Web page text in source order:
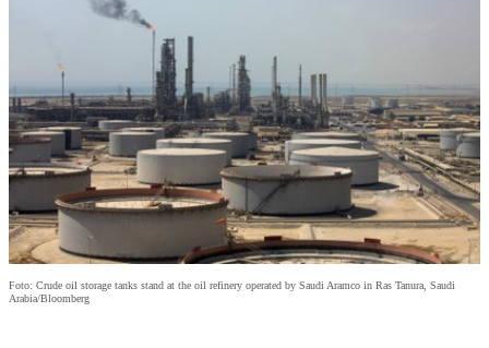
Foto: Crude oil storage tanks stand at the oil refinery operated by Saudi Aramco in Ras Tanura, Saudi
Arabia/Bloomberg